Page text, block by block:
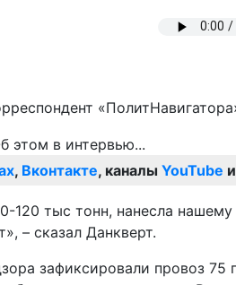
, Вконтакте, каналы YouTube и
120 тыс тонн, нанесла
– сказал Данкверт.
зафиксировали провоз 75